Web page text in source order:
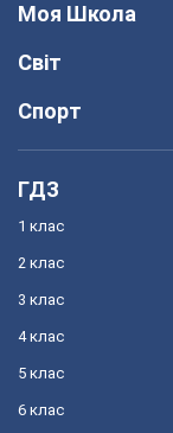
Моя Школа
Світ
Спорт
ГДЗ
1 клас
2 клас
3 клас
4 клас
5 клас
6 клас